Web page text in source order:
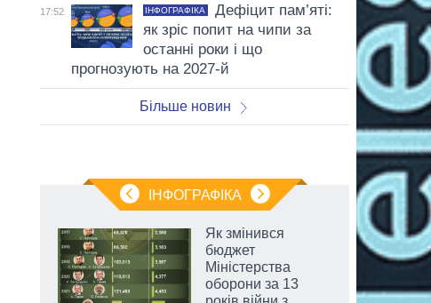
17:52 ІНФОГРАФІКА
Дефіцит пам’яті:
як зріс попит на чипи за
останні роки і що
прогнозують на 2027-й
Більше новин
ІНФОГРАФІКА
Як змінився
бюджет
Міністерства
оборони за 13